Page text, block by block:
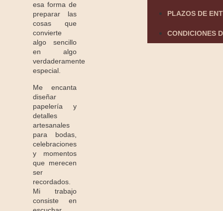
esa forma de
preparar las
cosas que
convierte
algo sencillo
en algo
verdaderamente
especial.
Me encanta
diseñar
papelería y
detalles
artesanales
para bodas,
celebraciones
y momentos
que merecen
ser
recordados.
Mi trabajo
consiste en
PLAZOS DE
CONDICIONES